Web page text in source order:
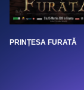
PRINȚESA FURATĂ